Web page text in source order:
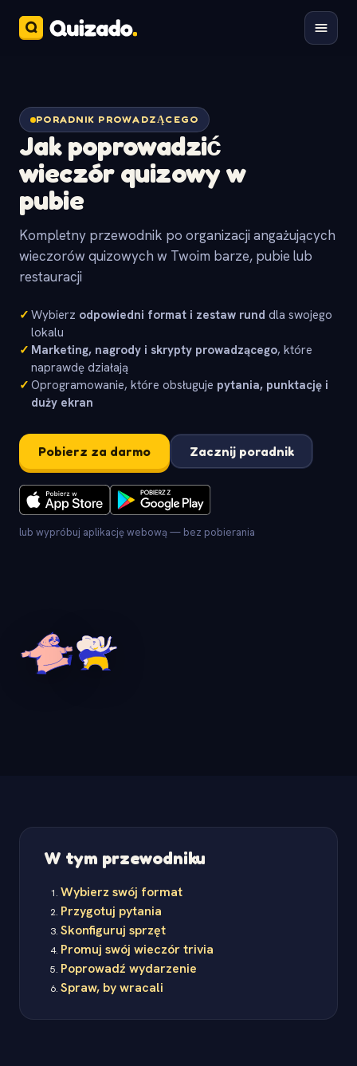
PORADNIK PROWADZĄCEGO
Jak poprowadzić
wieczór quizowy w
pubie
Kompletny przewodnik po organizacji angażujących
wieczorów quizowych w Twoim barze, pubie lub
restauracji
✓ Wybierz odpowiedni format i zestaw rund dla swojego
lokalu
✓ Marketing, nagrody i skrypty prowadzącego, które
naprawdę działają
✓ Oprogramowanie, które obsługuje pytania, punktację i
duży ekran
Pobierz za darmo Zacznij poradnik
lub wypróbuj aplikację webową — bez pobierania
W tym przewodniku
Wybierz swój format
Przygotuj pytania
Skonfiguruj sprzęt
Promuj swój wieczór trivia
Poprowadź wydarzenie
Spraw, by wracali